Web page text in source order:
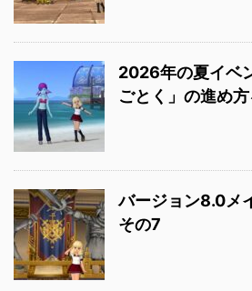
2026年の夏イベ
ごとく」の進め
バージョン8.0メ
その7